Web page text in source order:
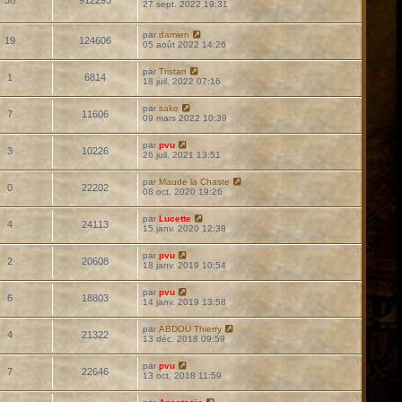
27 sept. 2022 19:31
19 124606
par damien
05 août 2022 14:26
1 6814
par Tristan
18 juil. 2022 07:16
7 11606
par sako
09 mars 2022 10:39
3 10226
par pvu
26 juil. 2021 13:51
0 22202
par Maude la Chaste
08 oct. 2020 19:26
4 24113
par Lucette
15 janv. 2020 12:38
2 20608
par pvu
18 janv. 2019 10:54
6 18803
par pvu
14 janv. 2019 13:58
4 21322
par ABDOU Thierry
13 déc. 2018 09:59
7 22646
par pvu
13 oct. 2018 11:59